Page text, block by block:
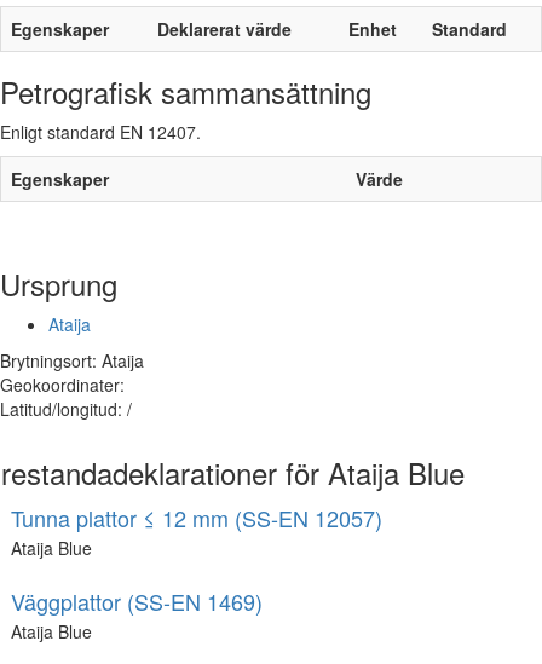
Egenskaper Deklarerat värde Enhet Standard
Petrografisk sammansättning
Enligt standard EN 12407.
Egenskaper
Värde
Ursprung
Ataija
Brytningsort: Ataija
Geokoordinater:
Latitud/longitud: /
för Ataija Blue
Tunna plattor ≤ 12 mm (SS-EN 12057)
Ataija Blue
Väggplattor (SS-EN 1469)
Ataija Blue